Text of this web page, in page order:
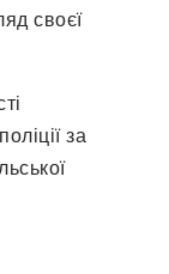
своєї
за